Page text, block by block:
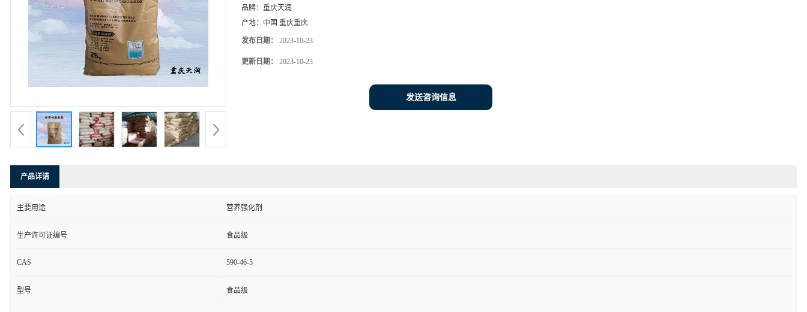
品牌： 重庆天润
产地： 中国 重庆重庆
发布日期： 2023-10-23
更新日期： 2023-10-23
发送咨询信息
产品详请
主要用途 营养强化剂
生产许可证编号 食品级
CAS 590-46-5
型号 食品级